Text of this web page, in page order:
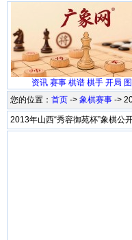
资讯 赛事 棋谱 棋手 开局
您的位置： 首页 -> 象棋赛事 ->
2013年山西“秀容御苑杯”象棋公